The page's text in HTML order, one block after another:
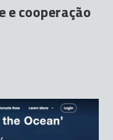
e cooperação